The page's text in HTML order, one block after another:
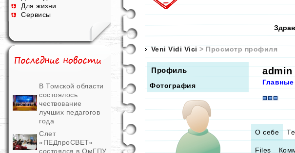
Для жизни
Сервисы
В Томской области
состоялось
чествование
лучших педагогов
года
Слет
«ПЕДпроСВЕТ»
состоялся в ОмГПУ
Veni Vidi Vici > Просмотр профиля
Профиль
Фотография
admin
О себе
Files